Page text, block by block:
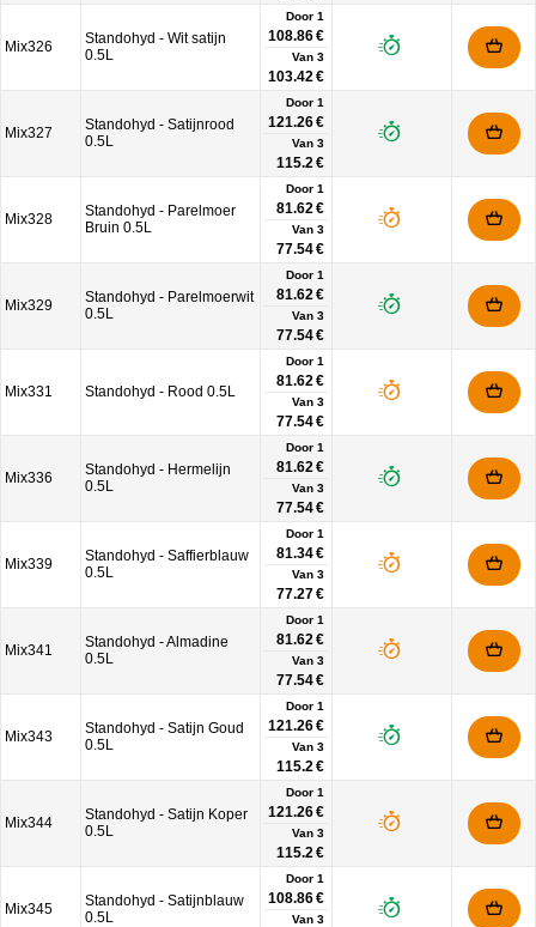
Mix326
Standohyd - Wit satijn
0.5L
Door 1
108.86 €
Van 3
103.42 €
Mix327
Standohyd - Satijnrood
0.5L
Door 1
121.26 €
Van 3
115.2 €
Mix328
Standohyd - Parelmoer
Bruin 0.5L
Door 1
81.62 €
Van 3
77.54 €
Mix329
Standohyd - Parelmoerwit
0.5L
Door 1
81.62 €
Van 3
77.54 €
Mix331 Standohyd - Rood 0.5L
Door 1
81.62 €
Van 3
77.54 €
Mix336
Standohyd - Hermelijn
0.5L
Door 1
81.62 €
Van 3
77.54 €
Mix339
Standohyd - Saffierblauw
0.5L
Door 1
81.34 €
Van 3
77.27 €
Mix341
Standohyd - Almadine
0.5L
Door 1
81.62 €
Van 3
77.54 €
Mix343
Standohyd - Satijn Goud
0.5L
Door 1
121.26 €
Van 3
115.2 €
Mix344
Standohyd - Satijn Koper
0.5L
Door 1
121.26 €
Van 3
115.2 €
Mix345
Standohyd - Satijnblauw
0.5L
Door 1
108.86 €
Van 3